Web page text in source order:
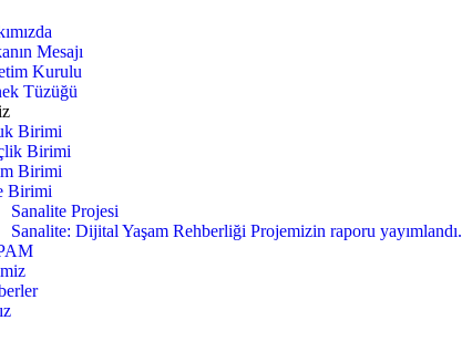
Mesajı
Kurulu
Tüzüğü
Birimi
Birimi
Birimi
Birimi
Sanalite Projesi
Sanalite: Dijital Yaşam Rehberliği Projemizin raporu yayımlandı.